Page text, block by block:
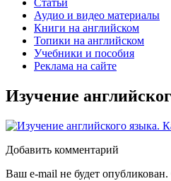
Статьи
Аудио и видео материалы
Книги на английском
Топики на английском
Учебники и пособия
Реклама на сайте
Изучение
Добавить комментарий
Ваш e-mail не будет опубликован.